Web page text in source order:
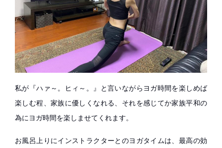
私が『ハァ～。ヒィ～。』と言いながらヨガ時間を楽しめば
楽しむ程、家族に優しくなれる、それを感じてか家族平和の
為にヨガ時間を楽しませてくれます。
お風呂上りにインストラクターとのヨガタイムは、最高の効